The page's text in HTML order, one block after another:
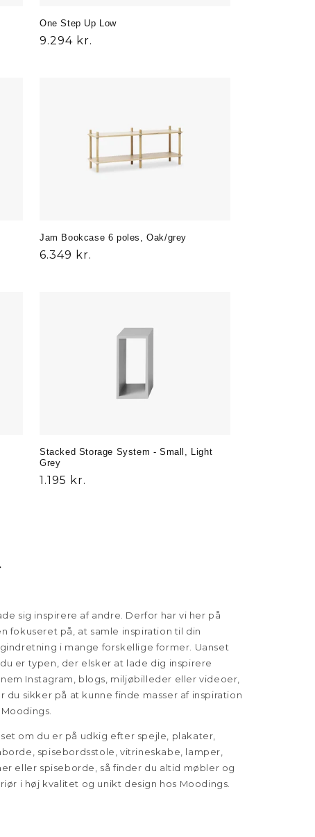
One Step Up Low
Normalpris
9.294 kr.
Jam Bookcase 6 poles, Oak/grey
Normalpris
6.349 kr.
Stacked Storage System - Small, Light
Grey
Normalpris
1.195 kr.
sig inspirere af andre. Derfor har vi her på
fokuseret på, at samle inspiration til din
i mange forskellige former. Uanset
er typen, der elsker at lade dig inspirere
Instagram, blogs, miljøbilleder eller videoer,
du sikker på at kunne finde masser af inspiration
om du er på udkig efter spejle, plakater,
spisebordsstole, vitrineskabe, lamper,
eller spiseborde, så finder du altid møbler og
i høj kvalitet og unikt design hos Moodings.